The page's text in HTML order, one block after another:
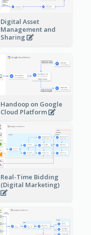
Digital Asset
Management and
Sharing
Handoop on Google
Cloud Platform
Real-Time Bidding
(Digital Marketing)